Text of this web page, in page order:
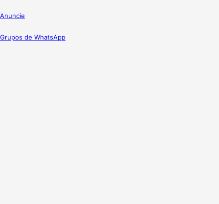
Anuncie
Grupos de WhatsApp